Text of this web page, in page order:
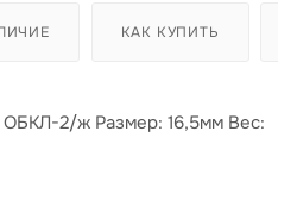
КАК КУПИТЬ
ОБКЛ-2/ж Размер: 16,5мм Вес: